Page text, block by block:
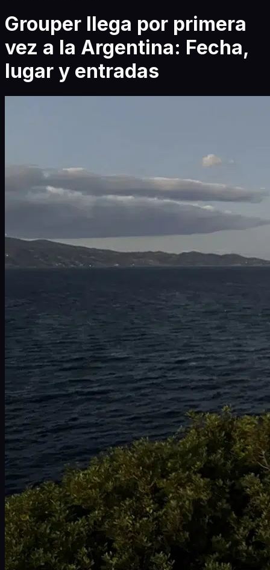
Grouper llega por primera
vez a la Argentina: Fecha,
lugar y entradas